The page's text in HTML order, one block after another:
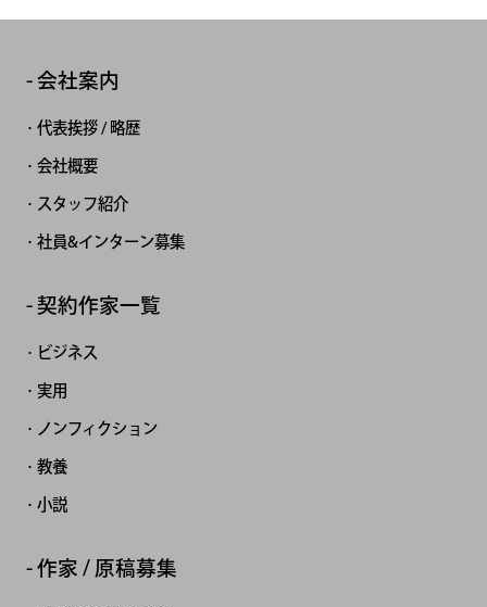
会社案内
代表挨拶 / 略歴
会社概要
スタッフ紹介
社員&インターン募集
契約作家一覧
ビジネス
実用
ノンフィクション
教養
小説
作家 / 原稿募集